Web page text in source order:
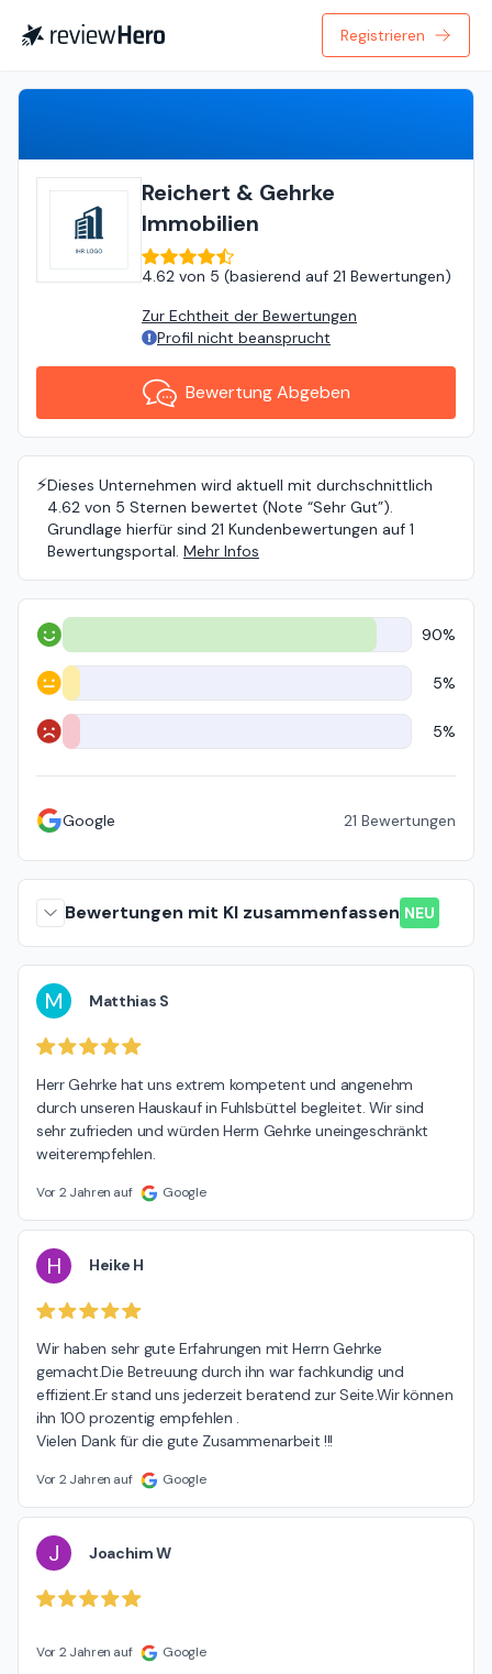
Registrieren
Reichert & Gehrke
Immobilien
4.62 von 5 (basierend auf 21 Bewertungen)
Zur Echtheit der Bewertungen
Profil nicht beansprucht
Bewertung Abgeben
⚡️Dieses Unternehmen wird aktuell mit durchschnittlich
4.62 von 5 Sternen bewertet (Note “Sehr Gut”).
Grundlage hierfür sind 21 Kundenbewertungen auf 1
Bewertungsportal. Mehr Infos
Positiv 90%
Neutral 5%
Negativ 5%
Google 21 Bewertungen
Bewertungen mit KI zusammenfassen NEU
M Matthias S
Herr Gehrke hat uns extrem kompetent und angenehm
durch unseren Hauskauf in Fuhlsbüttel begleitet. Wir sind
sehr zufrieden und würden Herrn Gehrke uneingeschränkt
weiterempfehlen.
Vor 2 Jahren auf Google
H Heike H
Wir haben sehr gute Erfahrungen mit Herrn Gehrke
gemacht.Die Betreuung durch ihn war fachkundig und
effizient.Er stand uns jederzeit beratend zur Seite.Wir können
ihn 100 prozentig empfehlen .
Vielen Dank für die gute Zusammenarbeit !!!
Vor 2 Jahren auf Google
J Joachim W
Vor 2 Jahren auf Google